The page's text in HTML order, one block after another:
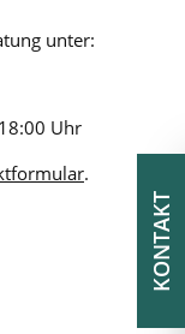
unter:
Uhr
.
KONTAKT